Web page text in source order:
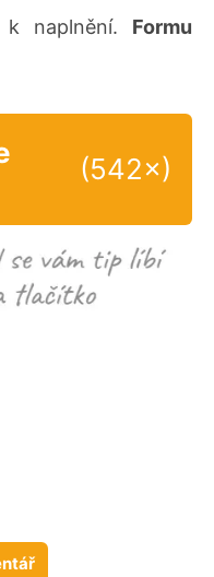
naplnění. Formu
(542×)